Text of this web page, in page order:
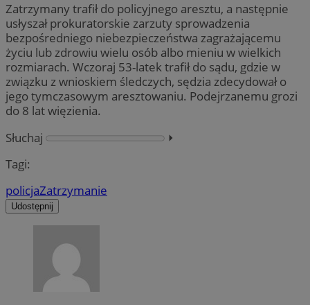
Zatrzymany trafił do policyjnego aresztu, a następnie
usłyszał prokuratorskie zarzuty sprowadzenia
bezpośredniego niebezpieczeństwa zagrażającemu
życiu lub zdrowiu wielu osób albo mieniu w wielkich
rozmiarach. Wczoraj 53-latek trafił do sądu, gdzie w
związku z wnioskiem śledczych, sędzia zdecydował o
jego tymczasowym aresztowaniu. Podejrzanemu grozi
do 8 lat więzienia.
Słuchaj
⏵︎
Tagi:
policjaZatrzymanie
Udostępnij